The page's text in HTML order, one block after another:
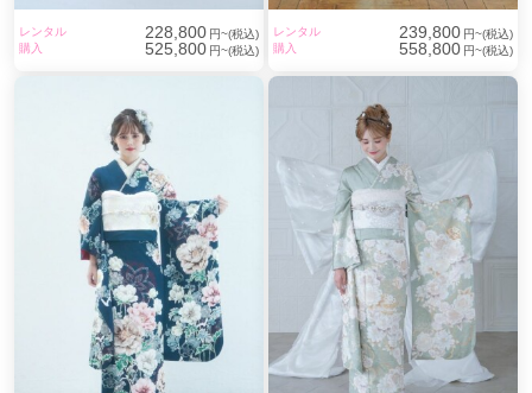
レンタル 228,800 円~(税込)
購入
525,800 円~(税込)
レンタル 239,800 円~(税込)
購入
558,800 円~(税込)